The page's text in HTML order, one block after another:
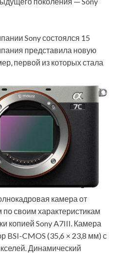
Sony состоялся 15
представила новую
первой из которых стала
камера от
по своим характеристикам
копией Sony A7III. Камера
BSI-CMOS (35,6 × 23,8 мм) с
Динамический